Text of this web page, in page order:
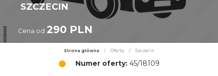
SZCZECIN
Cena od 290 PLN
Strona główna / Oferta / Szczecin
Numer oferty:45/18109